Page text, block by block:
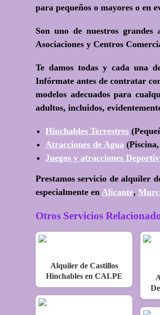
para pequeños o mayores o en
Son uno de nuestros grandes
Asociaciones y Centros
Te damos todas y cada una
Infórmate antes de contratar
modelos adecuados para
adultos, incluidos,
Hinchables Terrestres
Atracciones de Agua
Juegos y atracciones
Prestamos servicio de alquiler
especialmente en Alicante,
Otros Servicios
Alquiler de Castillos
Hinchables en CALPE